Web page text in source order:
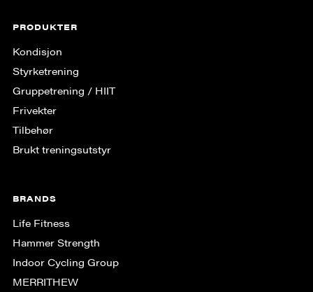
PRODUKTER
Kondisjon
Styrketrening
Gruppe­trening / HIIT
Frivekter
Tilbehør
Brukt treningsutstyr
BRANDS
Life Fitness
Hammer Strength
Indoor Cycling Group
MERRITHEW